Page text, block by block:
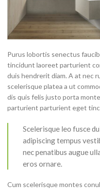
Purus lobortis senectus
tincidunt laoreet parturient
duis hendrerit diam. A at nec
scelerisque platea a ut
dis quis felis justo porta
parturient parturient eget
Scelerisque leo fusce
adipiscing tempus
nec penatibus augue
eros ornare.
Cum scelerisque montes